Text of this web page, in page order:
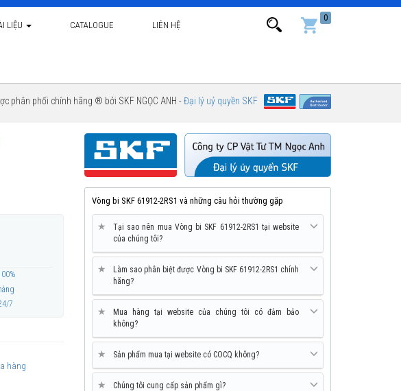
LIỆU CATALOGUE LIÊN HỆ
0
phân phối chính hãng ® bởi SKF NGỌC ANH -Đại lý uỷ quyền SKF
7
hàng
Vòng bi SKF 61912-2RS1 và những câu hỏi thường gặp
★
Tại sao nên mua Vòng bi SKF 61912-2RS1 tại website
của chúng tôi?
★
Làm sao phân biệt được Vòng bi SKF 61912-2RS1 chính
hãng?
★
Mua hàng tại website của chúng tôi có đảm bảo
không?
★ Sản phẩm mua tại website có COCQ không?
★ Chúng tôi cung cấp sản phẩm gì?